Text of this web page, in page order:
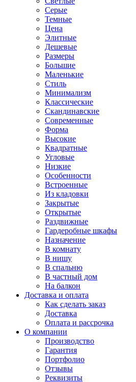
Серые
Темные
Цена
Элитные
Дешевые
Размеры
Большие
Маленькие
Стиль
Минимализм
Классические
Скандинавские
Современные
Форма
Высокие
Квадратные
Угловые
Низкие
Особенности
Встроенные
Из кладовки
Закрытые
Открытые
Раздвижные
Гардеробные шкафы
Назначение
В комнату
В нишу
В спальню
В частный дом
На балкон
Доставка и оплата
Как сделать заказ
Доставка
Оплата и рассрочка
О компании
Производство
Гарантия
Портфолио
Отзывы
Реквизиты